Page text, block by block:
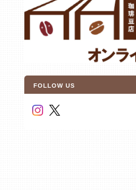
FOLLOW US